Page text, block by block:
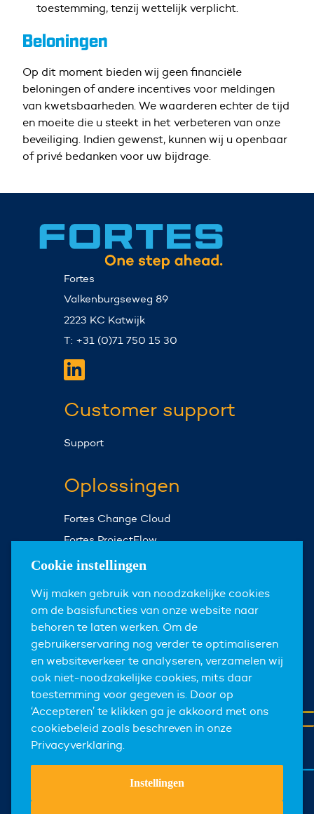
toestemming, tenzij wettelijk verplicht.
Beloningen
Op dit moment bieden wij geen financiële
beloningen of andere incentives voor meldingen
van kwetsbaarheden. We waarderen echter de tijd
en moeite die u steekt in het verbeteren van onze
beveiliging. Indien gewenst, kunnen wij u openbaar
of privé bedanken voor uw bijdrage.
Fortes
Valkenburgseweg 89
2223 KC Katwijk
T: +31 (0)71 750 15 30
Customer support
Support
Oplossingen
Fortes Change Cloud
Fortes ProjectFlow
Fortes Milestones
Over ons
Over Fortes
Nieuws & events
Carrières
Contact
Cookie instellingen
Wij maken gebruik van noodzakelijke cookies
om de basisfuncties van onze website naar
behoren te laten werken. Om de
gebruikerservaring nog verder te optimaliseren
en websiteverkeer te analyseren, verzamelen wij
ook niet-noodzakelijke cookies, mits daar
toestemming voor gegeven is. Door op
‘Accepteren’ te klikken ga je akkoord met ons
cookiebeleid zoals beschreven in onze
Privacyverklaring.
Instellingen